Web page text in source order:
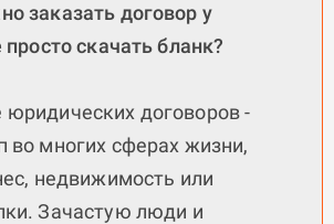
заказать договор у
скачать бланк?
договоров -
во многих сферах жизни,
недвижимость или
Зачастую люди и